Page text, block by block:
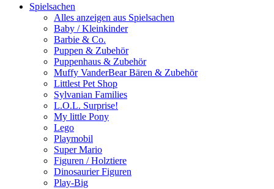
Spielsachen
Alles anzeigen aus Spielsachen
Baby / Kleinkinder
Barbie & Co.
Puppen & Zubehör
Puppenhaus & Zubehör
Muffy VanderBear Bären & Zubehör
Littlest Pet Shop
Sylvanian Families
L.O.L. Surprise!
My little Pony
Lego
Playmobil
Super Mario
Figuren / Holztiere
Dinosaurier Figuren
Play-Big